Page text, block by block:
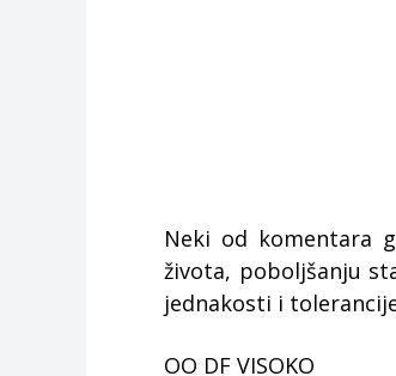
Neki od komentara
života, poboljšanju
jednakosti i
OO DF VISOKO